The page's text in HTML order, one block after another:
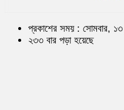
প্রকাশের সময় : সোমবার,
২৩৩ বার পড়া হয়েছে